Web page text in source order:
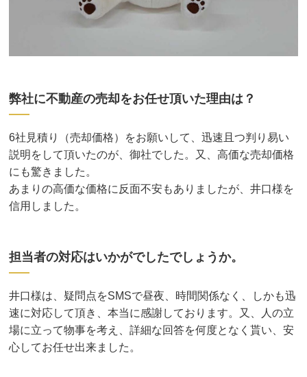
弊社に不動産の売却をお任せ頂いた理由は？
6社見積り（売却価格）をお願いして、迅速且つ判り易い
説明をして頂いたのが、御社でした。又、高価な売却価格
にも驚きました。
あまりの高価な価格に反面不安もありましたが、井口様を
信用しました。
担当者の対応はいかがでしたでしょうか。
井口様は、疑問点をSMSで昼夜、時間関係なく、しかも迅
速に対応して頂き、本当に感謝しております。又、人の立
場に立って物事を考え、詳細な回答を何度となく貰い、安
心してお任せ出来ました。